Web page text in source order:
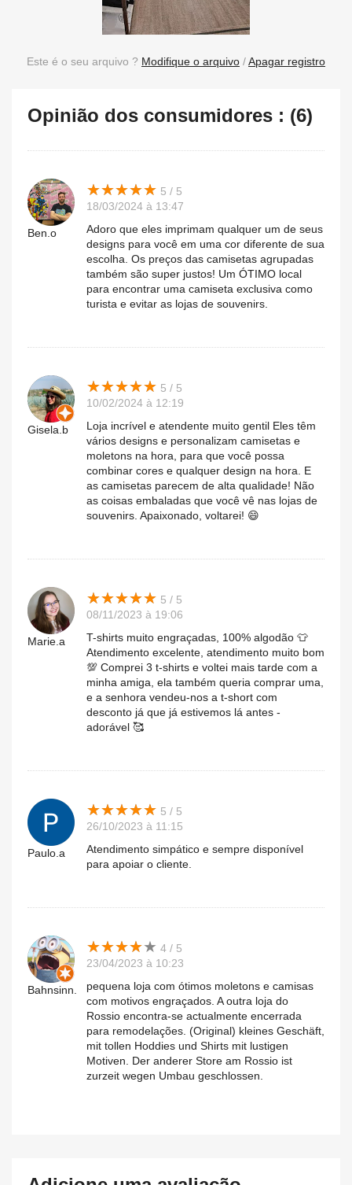
Este é o seu arquivo ? Modifique o arquivo /Apagar registro
Opinião dos consumidores : (6)
Ben.o
★★★★★
★★★★★ 5 / 5
18/03/2024 à 13:47
Adoro que eles imprimam qualquer um de seus
designs para você em uma cor diferente de sua
escolha. Os preços das camisetas agrupadas
também são super justos! Um ÓTIMO local
para encontrar uma camiseta exclusiva como
turista e evitar as lojas de souvenirs.
Gisela.b
★★★★★
★★★★★ 5 / 5
10/02/2024 à 12:19
Loja incrível e atendente muito gentil Eles têm
vários designs e personalizam camisetas e
moletons na hora, para que você possa
combinar cores e qualquer design na hora. E
as camisetas parecem de alta qualidade! Não
as coisas embaladas que você vê nas lojas de
souvenirs. Apaixonado, voltarei! 😄
Marie.a
★★★★★
★★★★★ 5 / 5
08/11/2023 à 19:06
T-shirts muito engraçadas, 100% algodão 👕
Atendimento excelente, atendimento muito bom
💯 Comprei 3 t-shirts e voltei mais tarde com a
minha amiga, ela também queria comprar uma,
e a senhora vendeu-nos a t-short com
desconto já que já estivemos lá antes -
adorável 🥰
Paulo.a
★★★★★
★★★★★ 5 / 5
26/10/2023 à 11:15
Atendimento simpático e sempre disponível
para apoiar o cliente.
Bahnsinn.
★★★★★
★★★★★ 4 / 5
23/04/2023 à 10:23
pequena loja com ótimos moletons e camisas
com motivos engraçados. A outra loja do
Rossio encontra-se actualmente encerrada
para remodelações. (Original) kleines Geschäft,
mit tollen Hoddies und Shirts mit lustigen
Motiven. Der anderer Store am Rossio ist
zurzeit wegen Umbau geschlossen.